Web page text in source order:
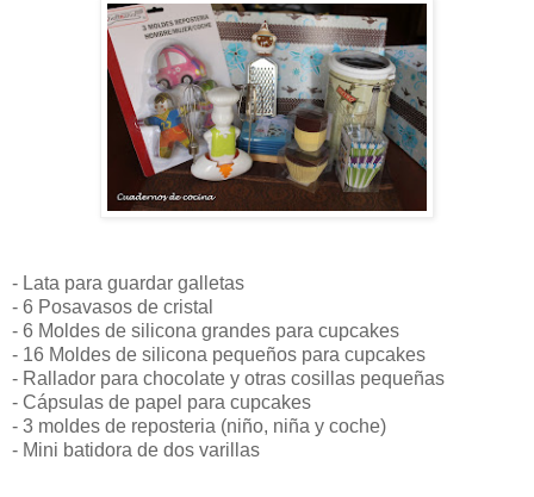
- Lata para guardar galletas
- 6 Posavasos de cristal
- 6 Moldes de silicona grandes para cupcakes
- 16 Moldes de silicona pequeños para cupcakes
- Rallador para chocolate y otras cosillas pequeñas
- Cápsulas de papel para cupcakes
- 3 moldes de reposteria (niño, niña y coche)
- Mini batidora de dos varillas